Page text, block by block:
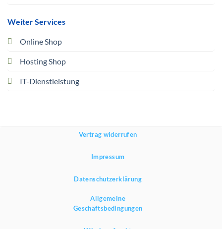
Weiter Services
Online Shop
Hosting Shop
IT-Dienstleistung
Vertrag widerrufen
Impressum
Datenschutzerklärung
Allgemeine
Geschäftsbedingungen